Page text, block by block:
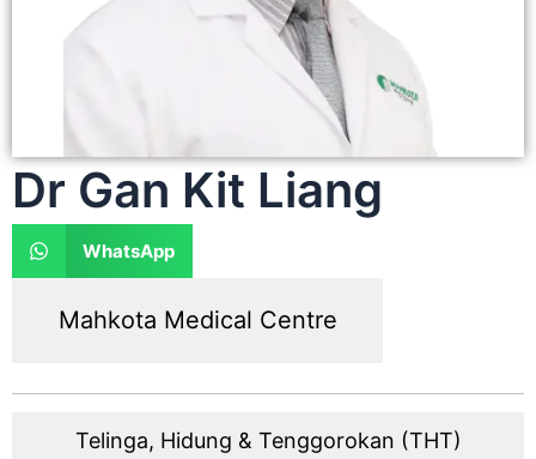
Dr Gan Kit Liang
WhatsApp
Mahkota Medical Centre
Telinga, Hidung & Tenggorokan (THT)